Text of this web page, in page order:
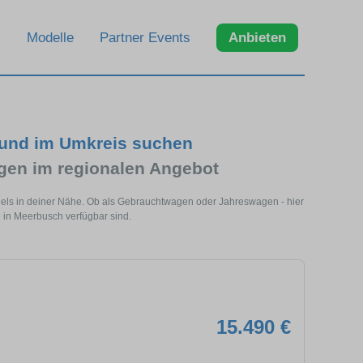
Modelle Partner Events Anbieten
im Umkreis suchen
im regionalen Angebot
in deiner Nähe. Ob als Gebrauchtwagen oder Jahreswagen - hier
Meerbusch verfügbar sind.
15.490 €